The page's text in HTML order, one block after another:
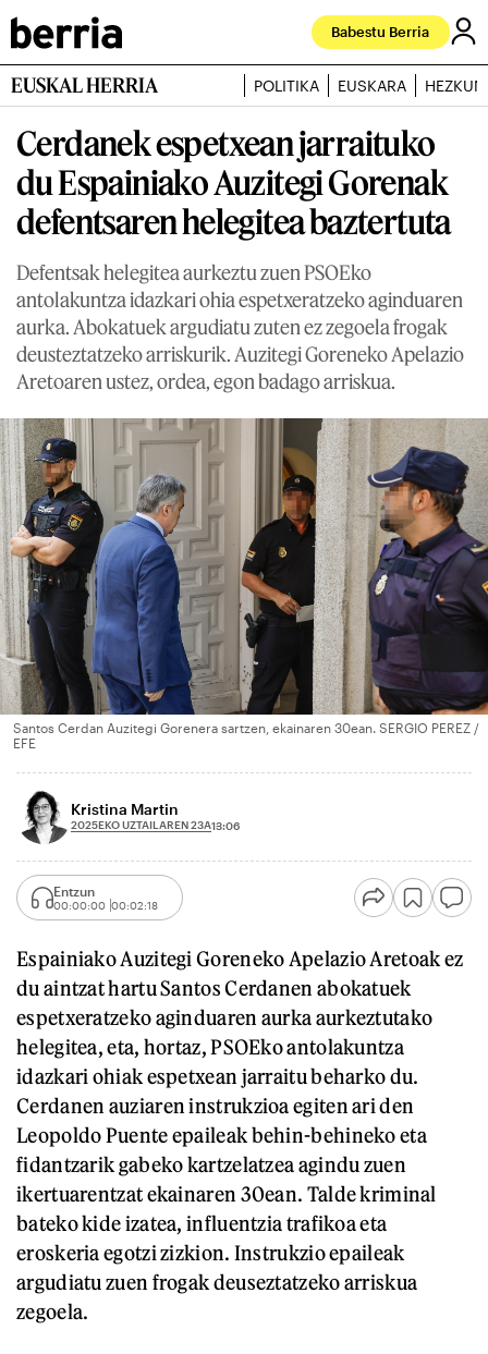
Babestu Berria
EUSKAL HERRIA POLITIKA EUSKARA
Cerdanek espetxean jarraituko
du Espainiako Auzitegi Gorenak
defentsaren helegitea baztertuta
Defentsak helegitea aurkeztu zuen PSOEko
antolakuntza idazkari ohia espetxeratzeko aginduaren
aurka. Abokatuek argudiatu zuten ez zegoela frogak
deusteztatzeko arriskurik. Auzitegi Goreneko Apelazio
Aretoaren ustez, ordea, egon badago arriskua.
Santos Cerdan Auzitegi Gorenera sartzen, ekainaren 30ean. SERGIO PEREZ /
EFE
Kristina Martin
2025EKO UZTAILAREN 23A13:06
Entzun
00:00:00 00:02:18
Espainiako Auzitegi Goreneko Apelazio Aretoak ez
du aintzat hartu Santos Cerdanen abokatuek
espetxeratzeko aginduaren aurka aurkeztutako
helegitea, eta, hortaz, PSOEko antolakuntza
idazkari ohiak espetxean jarraitu beharko du.
Cerdanen auziaren instrukzioa egiten ari den
Leopoldo Puente epaileak behin-behineko eta
fidantzarik gabeko kartzelatzea agindu zuen
ikertuarentzat ekainaren 30ean. Talde kriminal
bateko kide izatea, influentzia trafikoa eta
eroskeria egotzi zizkion. Instrukzio epaileak
argudiatu zuen frogak deuseztatzeko arriskua
zegoela.